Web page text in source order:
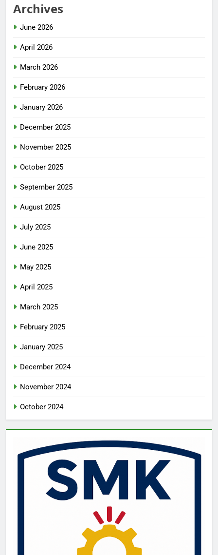
Archives
June 2026
April 2026
March 2026
February 2026
January 2026
December 2025
November 2025
October 2025
September 2025
August 2025
July 2025
June 2025
May 2025
April 2025
March 2025
February 2025
January 2025
December 2024
November 2024
October 2024